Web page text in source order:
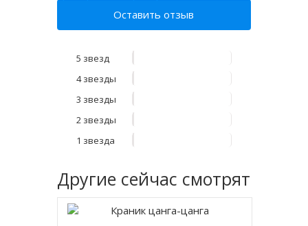
Оставить отзыв
5 звезд
4 звезды
3 звезды
2 звезды
1 звезда
Другие сейчас смотрят